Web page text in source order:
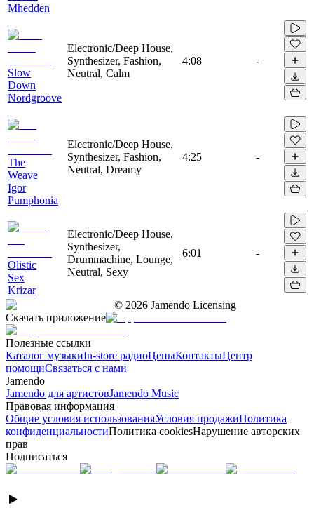
Mhedden
Slow
Down
Nordgroove
Electronic/Deep House,
Synthesizer, Fashion,
Neutral, Calm
4:08 -
The
Weave
Igor
Pumphonia
Electronic/Deep House,
Synthesizer, Fashion,
Neutral, Dreamy
4:25 -
Olistic
Sex
Krizar
Electronic/Deep House,
Synthesizer,
Drummachine, Lounge,
Neutral, Sexy
6:01 -
© 2026 Jamendo Licensing
Скачать приложение
Полезные ссылки
Каталог музыкиIn-store радиоЦеныКонтактыЦентр
помощиСвязаться с нами
Jamendo
Jamendo для артистовJamendo Music
Правовая информация
Общие условия использованияУсловия продажиПолитика
конфиденциальностиПолитика cookiesНарушение авторских
прав
Подписаться